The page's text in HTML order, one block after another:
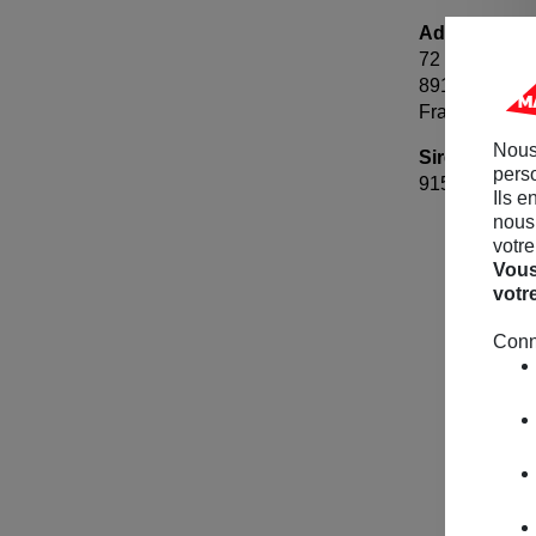
Adresse :
72 RUE
89100 SENS
France
Siret :
Ils